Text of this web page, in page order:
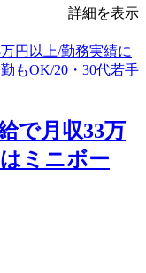
詳細を表示
で月収33万
ミニボー